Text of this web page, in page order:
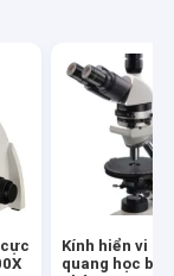
Kính hiển vi
quang học ba